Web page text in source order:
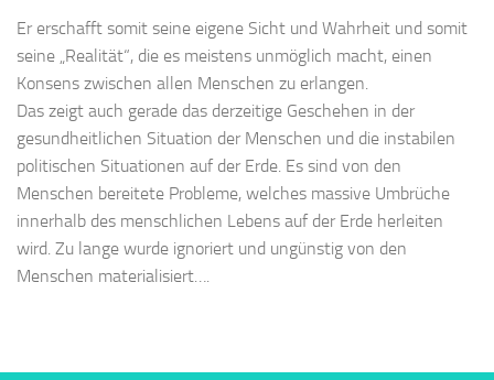
Er erschafft somit seine eigene Sicht und Wahrheit und somit
seine „Realität“, die es meistens unmöglich macht, einen
Konsens zwischen allen Menschen zu erlangen.
Das zeigt auch gerade das derzeitige Geschehen in der
gesundheitlichen Situation der Menschen und die instabilen
politischen Situationen auf der Erde. Es sind von den
Menschen bereitete Probleme, welches massive Umbrüche
innerhalb des menschlichen Lebens auf der Erde herleiten
wird. Zu lange wurde ignoriert und ungünstig von den
Menschen materialisiert….